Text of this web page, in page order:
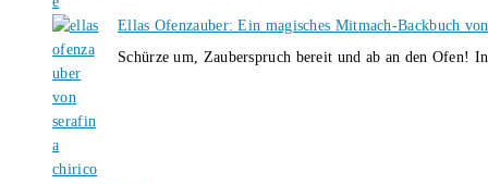
Ellas Ofenzauber: Ein magisches Mitmach-Backbuch
Schürze um, Zauberspruch bereit und ab an den Ofen!